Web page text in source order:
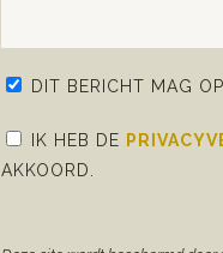
DIT BERICHT MAG
IK HEB DE
AKKOORD.